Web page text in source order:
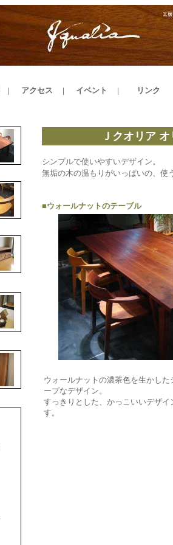
| アクセス | イベント | リンク
Ｊクオリア
シンプルで使いやすいデザイン。
無垢の木の温もりがいっぱいの、使
■ウォールナットのテーブル
ウォールナットの濃茶色を生かした
ープなデザイン。
すっきりとした、かっこいいデザイ
す。